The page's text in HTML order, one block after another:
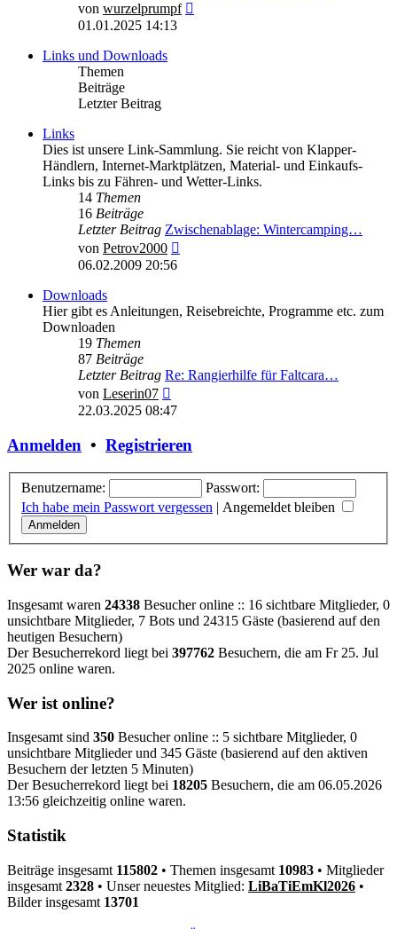
von wurzelprumpf
01.01.2025 14:13
Links und Downloads
Themen
Beiträge
Letzter Beitrag
Links
Dies ist unsere Link-Sammlung. Sie reicht von Klapper-
Händlern, Internet-Marktplätzen, Material- und Einkaufs-
Links bis zu Fähren- und Wetter-Links.
14 Themen
16 Beiträge
Letzter Beitrag Zwischenablage: Wintercamping…
von Petrov2000
06.02.2009 20:56
Downloads
Hier gibt es Anleitungen, Reisebreichte, Programme etc. zum
Downloaden
19 Themen
87 Beiträge
Letzter Beitrag Re: Rangierhilfe für Faltcara…
von Leserin07
Beitrag
22.03.2025 08:47
Anmelden • Registrieren
Benutzername:
Passwort:
Ich habe mein Passwort vergessen | Angemeldet bleiben
Wer war da?
Insgesamt waren 24338 Besucher online :: 16 sichtbare Mitglieder, 0
unsichtbare Mitglieder, 7 Bots und 24315 Gäste (basierend auf den
heutigen Besuchern)
Der Besucherrekord liegt bei 397762 Besuchern, die am Fr 25. Jul
2025 online waren.
Wer ist online?
Insgesamt sind 350 Besucher online :: 5 sichtbare Mitglieder, 0
unsichtbare Mitglieder und 345 Gäste (basierend auf den aktiven
Besuchern der letzten 5 Minuten)
Der Besucherrekord liegt bei 18205 Besuchern, die am 06.05.2026
13:56 gleichzeitig online waren.
Statistik
Beiträge insgesamt 115802 • Themen insgesamt 10983 • Mitglieder
insgesamt 2328 • Unser neuestes Mitglied: LiBaTiEmKl2026 •
Bilder insgesamt 13701